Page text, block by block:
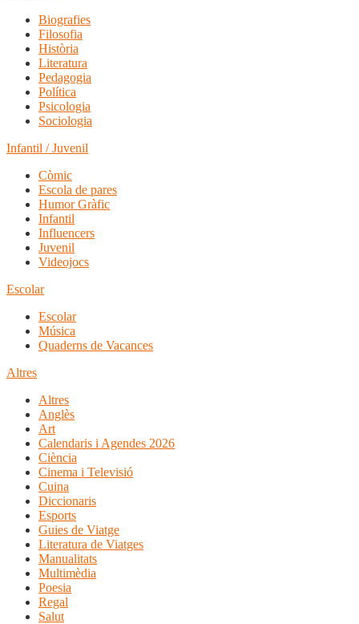
Biografies
Filosofia
Història
Literatura
Pedagogia
Política
Psicologia
Sociologia
Infantil / Juvenil
Còmic
Escola de pares
Humor Gràfic
Infantil
Influencers
Juvenil
Videojocs
Escolar
Escolar
Música
Quaderns de Vacances
Altres
Altres
Anglès
Art
Calendaris i Agendes 2026
Ciència
Cinema i Televisió
Cuina
Diccionaris
Esports
Guies de Viatge
Literatura de Viatges
Manualitats
Multimèdia
Poesia
Regal
Salut